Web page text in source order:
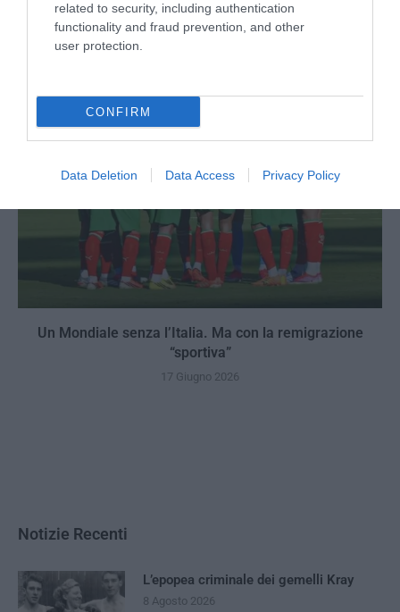
related to security, including authentication
functionality and fraud prevention, and other
user protection.
CONFIRM
Data Deletion Data Access Privacy Policy
Trump e Infantino: oltre l’ultimo Mondiale dell’umanità
Un Mondiale senza l’Italia. Ma con la remigrazione
“sportiva”
17 Giugno 2026
Notizie Recenti
L’epopea criminale dei gemelli Kray
8 Agosto 2026